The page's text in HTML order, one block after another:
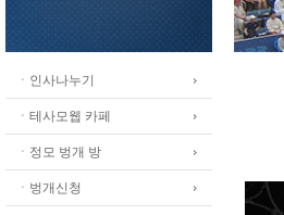
ㆍ인사나누기
ㆍ테사모웹 카페
ㆍ정모 벙개 방
ㆍ벙개신청